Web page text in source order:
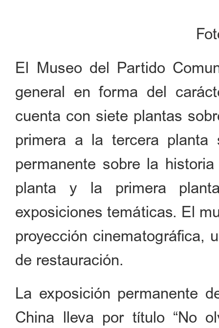
El Museo del Partido
general en forma del
cuenta con siete plantas
primera a la tercera
permanente sobre la
planta y la primera
exposiciones temáticas. El
proyección cinematográfica,
de restauración.
La exposición permanente
China lleva por título “No